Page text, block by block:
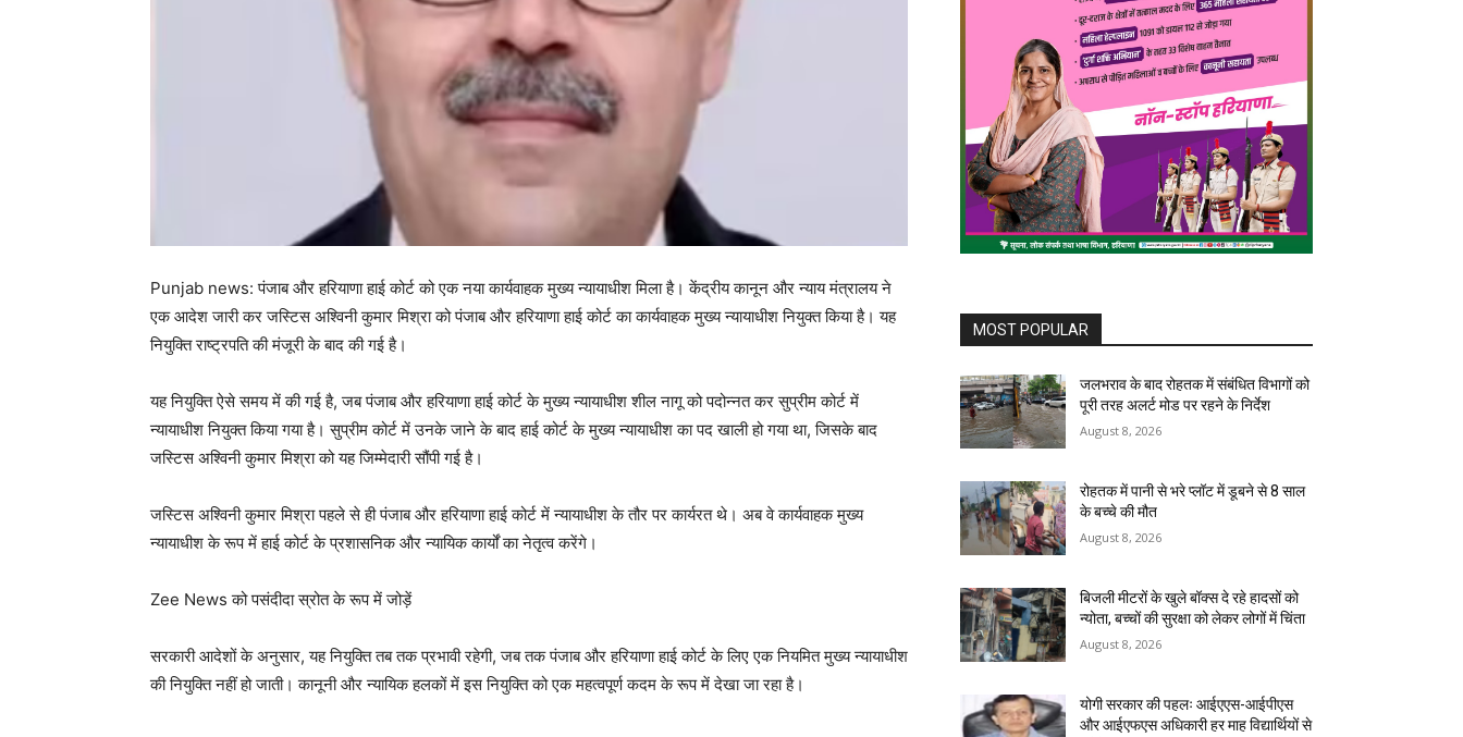
Punjab news: पंजाब और हरियाणा हाई कोर्ट को एक नया कार्यवाहक मुख्य न्यायाधीश मिला है। केंद्रीय कानून और न्याय मंत्रालय ने
एक आदेश जारी कर जस्टिस अश्विनी कुमार मिश्रा को पंजाब और हरियाणा हाई कोर्ट का कार्यवाहक मुख्य न्यायाधीश नियुक्त किया है। यह
नियुक्ति राष्ट्रपति की मंजूरी के बाद की गई है।
यह नियुक्ति ऐसे समय में की गई है, जब पंजाब और हरियाणा हाई कोर्ट के मुख्य न्यायाधीश शील नागू को पदोन्नत कर सुप्रीम कोर्ट में
न्यायाधीश नियुक्त किया गया है। सुप्रीम कोर्ट में उनके जाने के बाद हाई कोर्ट के मुख्य न्यायाधीश का पद खाली हो गया था, जिसके बाद
जस्टिस अश्विनी कुमार मिश्रा को यह जिम्मेदारी सौंपी गई है।
जस्टिस अश्विनी कुमार मिश्रा पहले से ही पंजाब और हरियाणा हाई कोर्ट में न्यायाधीश के तौर पर कार्यरत थे। अब वे कार्यवाहक मुख्य
न्यायाधीश के रूप में हाई कोर्ट के प्रशासनिक और न्यायिक कार्यों का नेतृत्व करेंगे।
Zee News को पसंदीदा स्रोत के रूप में जोड़ें
सरकारी आदेशों के अनुसार, यह नियुक्ति तब तक प्रभावी रहेगी, जब तक पंजाब और हरियाणा हाई कोर्ट के लिए एक नियमित मुख्य न्यायाधीश
की नियुक्ति नहीं हो जाती। कानूनी और न्यायिक हलकों में इस नियुक्ति को एक महत्वपूर्ण कदम के रूप में देखा जा रहा है।
MOST POPULAR
जलभराव के बाद रोहतक में संबंधित विभागों को
पूरी तरह अलर्ट मोड पर रहने के निर्देश
August 8, 2026
रोहतक में पानी से भरे प्लॉट में डूबने से 8 साल
के बच्चे की मौत
August 8, 2026
बिजली मीटरों के खुले बॉक्स दे रहे हादसों को
न्योता, बच्चों की सुरक्षा को लेकर लोगों में चिंता
August 8, 2026
योगी सरकार की पहलः आईएएस-आईपीएस
और आईएफएस अधिकारी हर माह विद्यार्थियों से